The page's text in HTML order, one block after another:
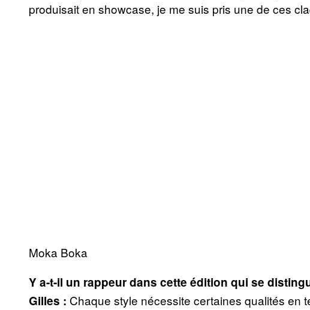
produisait en showcase, je me suis pris une de ces
Moka Boka
Y a-t-il un rappeur dans cette édition qui se
Gilles : Chaque style nécessite certaines qualités en